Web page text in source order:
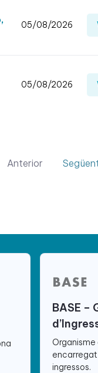
05/08/2026
05/08/2026
Anterior
BASE –
ingressos.